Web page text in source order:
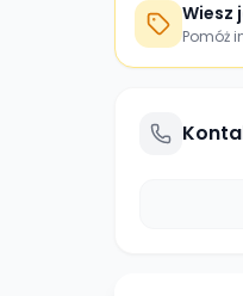
Wiesz
Pomóż